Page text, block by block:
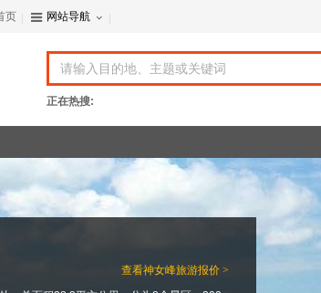
页 网站导航
正在热搜:
查看神女峰旅游报价 >